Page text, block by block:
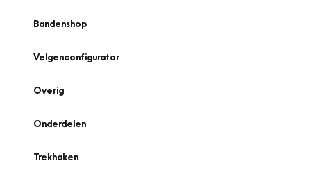
Bandenshop
Velgenconfigurator
Overig
Onderdelen
Trekhaken